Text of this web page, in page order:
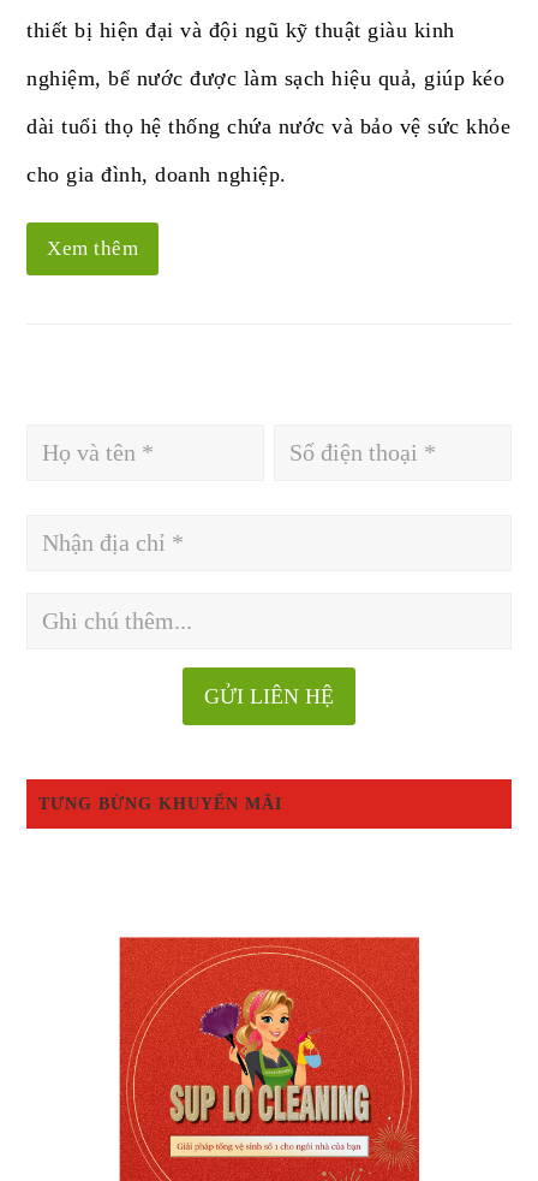
thiết bị hiện đại và đội ngũ kỹ thuật giàu kinh
nghiệm, bể nước được làm sạch hiệu quả, giúp kéo
dài tuổi thọ hệ thống chứa nước và bảo vệ sức khỏe
cho gia đình, doanh nghiệp.
Xem thêm
TƯNG BỪNG KHUYẾN MÃI